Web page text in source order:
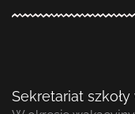
Sekretariat